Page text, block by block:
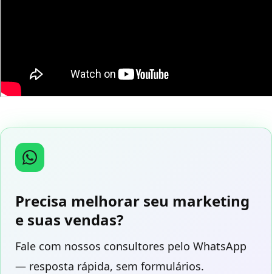
Precisa melhorar seu marketing
e suas vendas?
Fale com nossos consultores pelo WhatsApp
— resposta rápida, sem formulários.